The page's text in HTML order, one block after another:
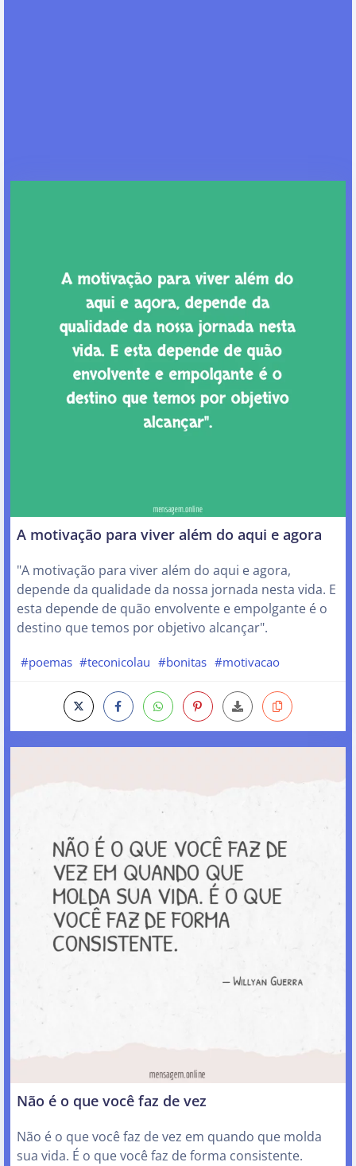
A motivação para viver além do aqui e agora
"A motivação para viver além do aqui e agora,
depende da qualidade da nossa jornada nesta vida. E
esta depende de quão envolvente e empolgante é o
destino que temos por objetivo alcançar".
#poemas #teconicolau #bonitas #motivacao
Não é o que você faz de vez
Não é o que você faz de vez em quando que molda
sua vida. É o que você faz de forma consistente.